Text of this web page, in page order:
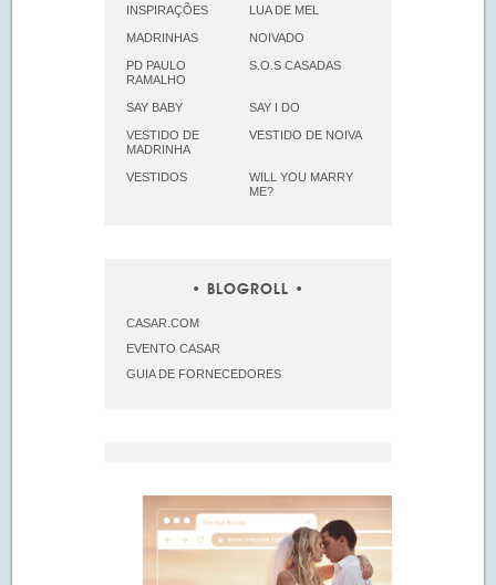
INSPIRAÇÕES LUA DE MEL
MADRINHAS NOIVADO
PD PAULO
RAMALHO
S.O.S CASADAS
SAY BABY SAY I DO
VESTIDO DE
MADRINHA
VESTIDO DE NOIVA
VESTIDOS
WILL YOU MARRY
ME?
BLOGROLL
CASAR.COM
EVENTO CASAR
GUIA DE FORNECEDORES